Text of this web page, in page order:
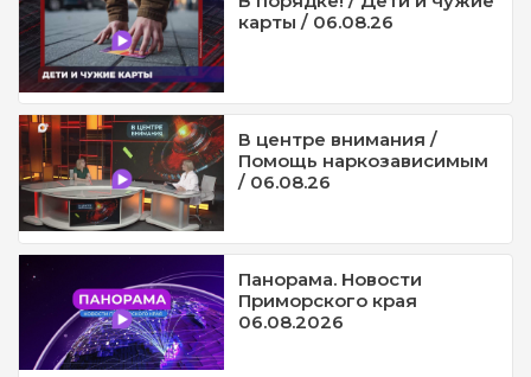
карты / 06.08.26
В центре внимания /
Помощь наркозависимым
/ 06.08.26
Панорама. Новости
Приморского края
06.08.2026